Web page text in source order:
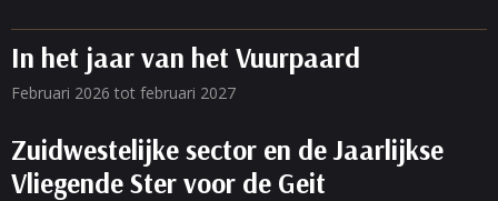
In het jaar van het Vuurpaard
Februari 2026 tot februari 2027
Zuidwestelijke sector en de Jaarlijkse
Vliegende Ster voor de Geit